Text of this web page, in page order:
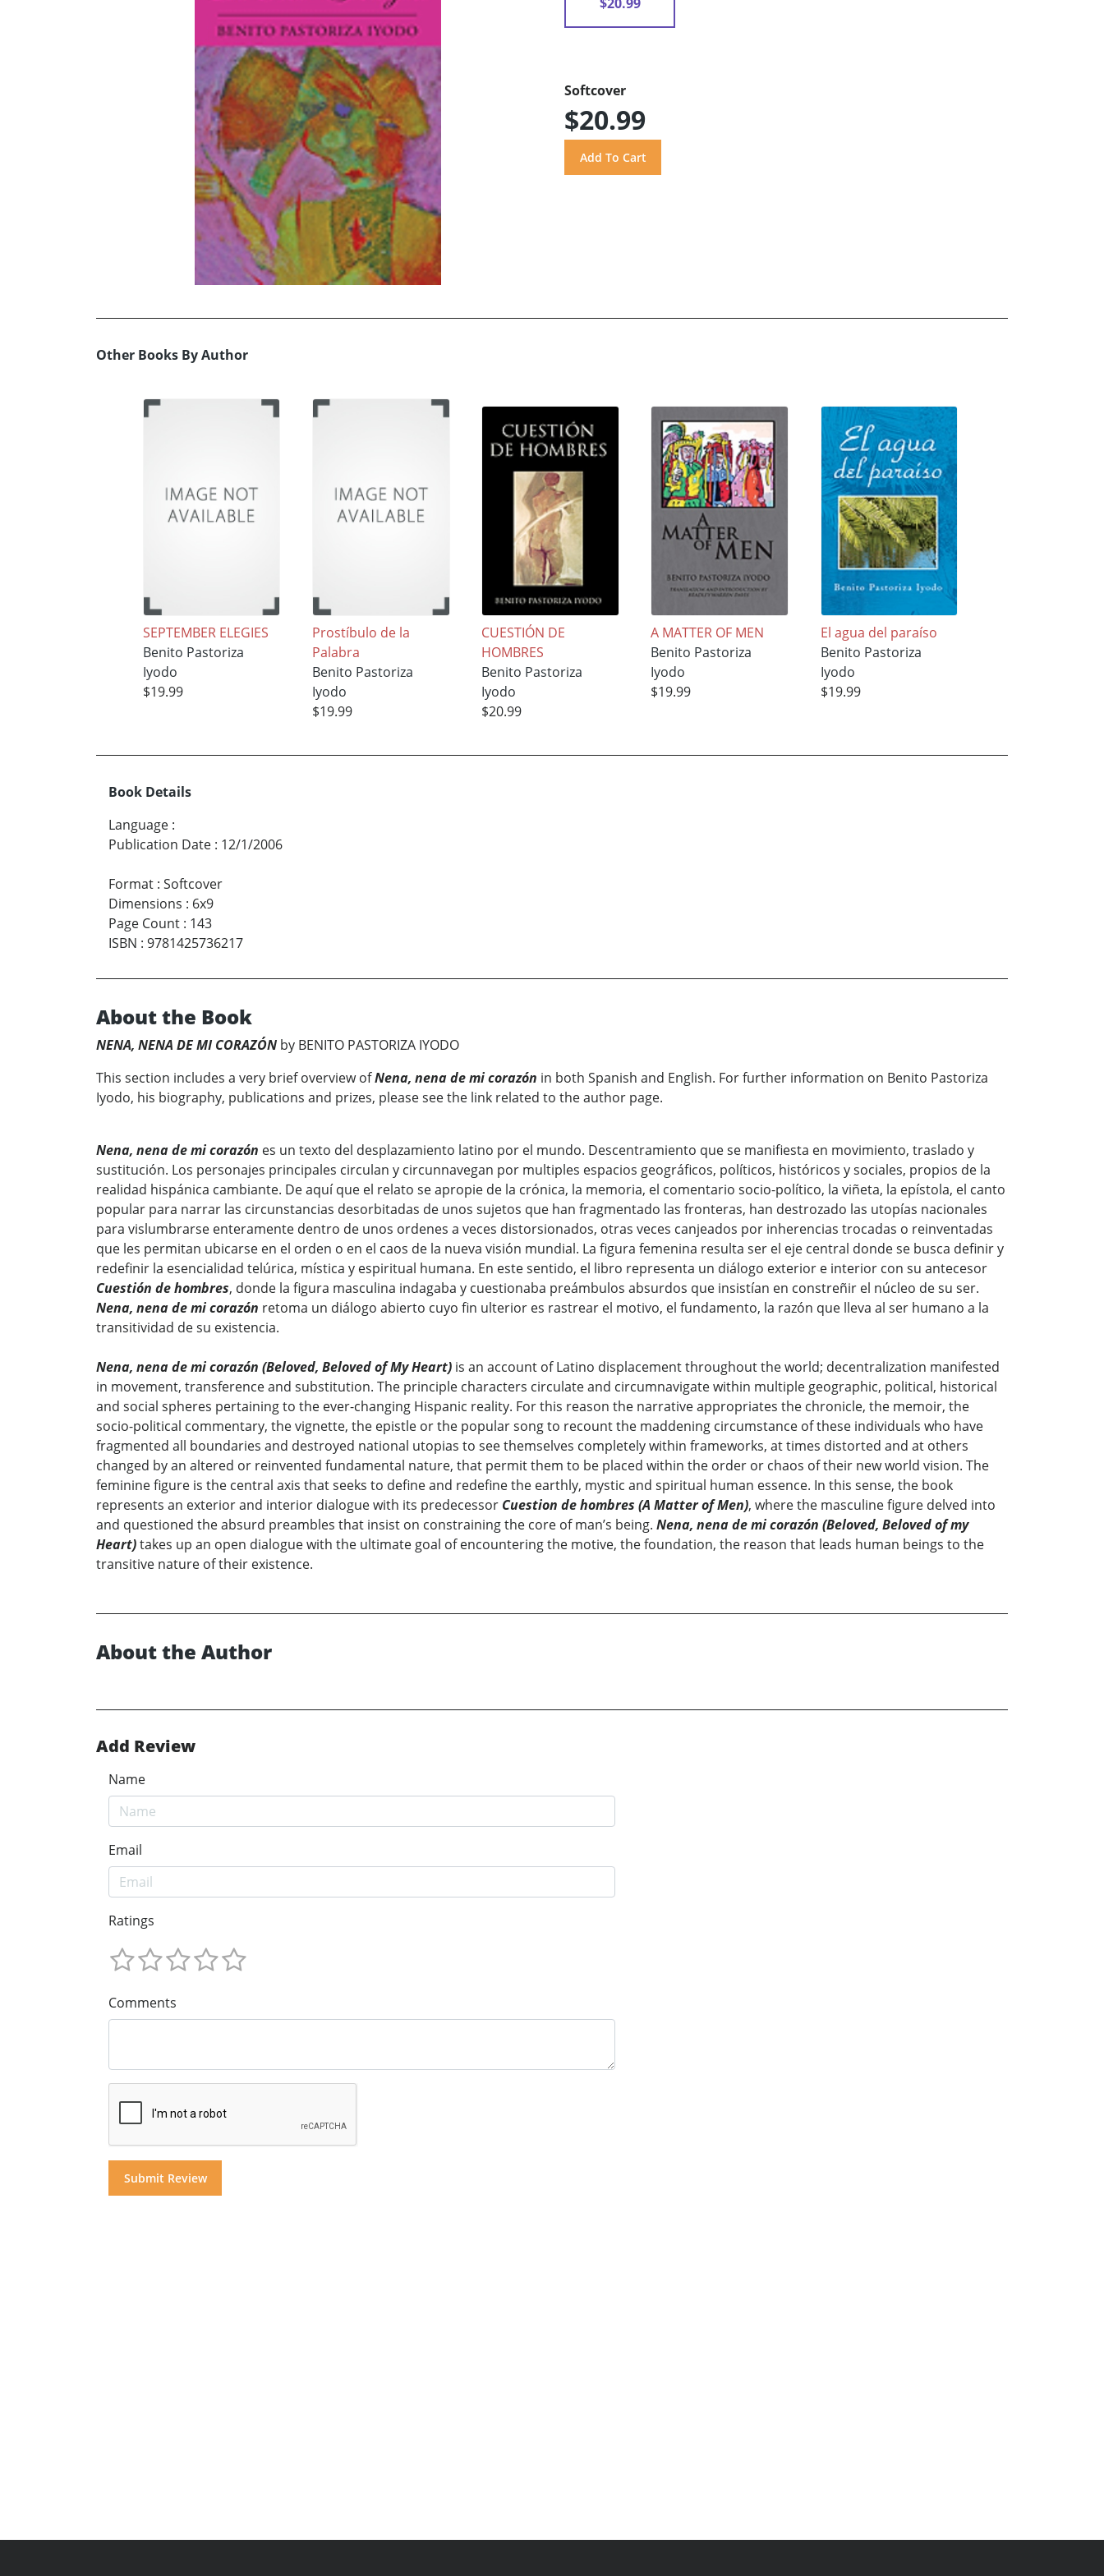
Softcover
$20.99
Other Books By Author
SEPTEMBER ELEGIES
Benito Pastoriza
Iyodo
$19.99
Prostíbulo de la
Palabra
Benito Pastoriza
Iyodo
$19.99
CUESTIÓN DE
HOMBRES
Benito Pastoriza
Iyodo
$20.99
A MATTER OF MEN
Benito Pastoriza
Iyodo
$19.99
El agua del paraíso
Benito Pastoriza
Iyodo
$19.99
Book Details
Language :
Publication Date : 12/1/2006
Format : Softcover
Dimensions : 6x9
Page Count : 143
ISBN : 9781425736217
About the Book
NENA, NENA DE MI CORAZÓN by BENITO PASTORIZA IYODO
This section includes a very brief overview ofNena, nena de mi corazón in both Spanish and English. For further information on Benito Pastoriza
Iyodo, his biography, publications and prizes, please see the link related to the author page.
Nena, nena de mi corazón es un texto del desplazamiento latino por el mundo. Descentramiento que se manifiesta en movimiento, traslado y
sustitución. Los personajes principales circulan y circunnavegan por multiples espacios geográficos, políticos, históricos y sociales, propios de la
realidad hispánica cambiante. De aquí que el relato se apropie de la crónica, la memoria, el comentario socio-político, la viñeta, la epístola, el canto
popular para narrar las circunstancias desorbitadas de unos sujetos que han fragmentado las fronteras, han destrozado las utopías nacionales
para vislumbrarse enteramente dentro de unos ordenes a veces distorsionados, otras veces canjeados por inherencias trocadas o reinventadas
que les permitan ubicarse en el orden o en el caos de la nueva visión mundial. La figura femenina resulta ser el eje central donde se busca definir y
redefinir la esencialidad telúrica, mística y espiritual humana. En este sentido, el libro representa un diálogo exterior e interior con su antecesor
Cuestión de hombres, donde la figura masculina indagaba y cuestionaba preámbulos absurdos que insistían en constreñir el núcleo de su ser.
Nena, nena de mi corazón retoma un diálogo abierto cuyo fin ulterior es rastrear el motivo, el fundamento, la razón que lleva al ser humano a la
transitividad de su existencia.
Nena, nena de mi corazón (Beloved, Beloved of My Heart) is an account of Latino displacement throughout the world; decentralization manifested
in movement, transference and substitution. The principle characters circulate and circumnavigate within multiple geographic, political, historical
and social spheres pertaining to the ever-changing Hispanic reality. For this reason the narrative appropriates the chronicle, the memoir, the
socio-political commentary, the vignette, the epistle or the popular song to recount the maddening circumstance of these individuals who have
fragmented all boundaries and destroyed national utopias to see themselves completely within frameworks, at times distorted and at others
changed by an altered or reinvented fundamental nature, that permit them to be placed within the order or chaos of their new world vision. The
feminine figure is the central axis that seeks to define and redefine the earthly, mystic and spiritual human essence. In this sense, the book
represents an exterior and interior dialogue with its predecessor Cuestion de hombres (A Matter of Men), where the masculine figure delved into
and questioned the absurd preambles that insist on constraining the core of man’s being. Nena, nena de mi corazón (Beloved, Beloved of my
Heart)takes up an open dialogue with the ultimate goal of encountering the motive, the foundation, the reason that leads human beings to the
transitive nature of their existence.
About the Author
Add Review
Name
Email
Ratings
Comments